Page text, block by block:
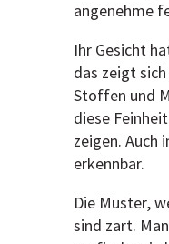
angenehme
Ihr Gesicht
das zeigt
Stoffen und
diese
zeigen. Auch
erkennbar.
Die Muster,
sind zart.